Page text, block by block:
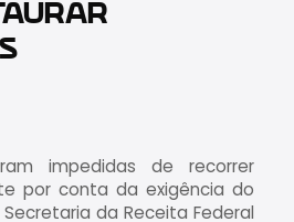
impedidas de recorrer
por conta da exigência do
da Receita Federal